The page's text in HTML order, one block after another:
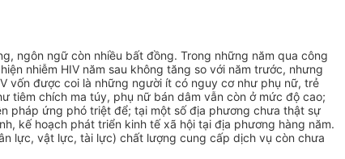
, ngôn ngữ còn nhiều bất đồng. Trong những năm qua công
nhiễm HIV năm sau không tăng so với năm trước, nhưng
vốn được coi là những người ít có nguy cơ như phụ nữ, trẻ
tiêm chích ma túy, phụ nữ bán dâm vẫn còn ở mức độ cao;
pháp ứng phó triệt để; tại một số địa phương chưa thật sự
kế hoạch phát triển kinh tế xã hội tại địa phương hàng năm.
lực, vật lực, tài lực) chất lượng cung cấp dịch vụ còn chưa